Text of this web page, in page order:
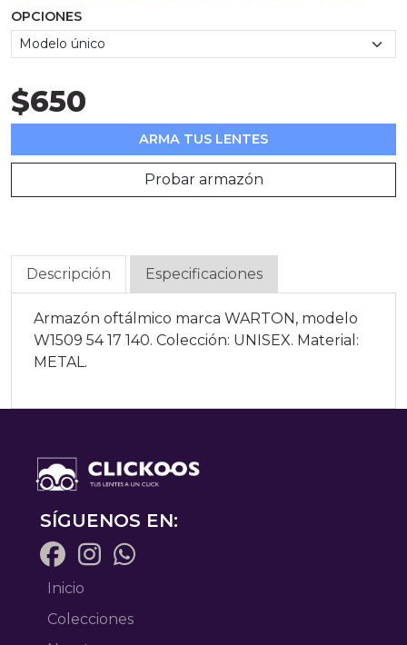
OPCIONES
$650
ARMA TUS LENTES
Probar armazón
Descripción Especificaciones
Armazón oftálmico marca WARTON, modelo
W1509 54 17 140. Colección: UNISEX. Material:
METAL.
SÍGUENOS EN:
Inicio
Colecciones